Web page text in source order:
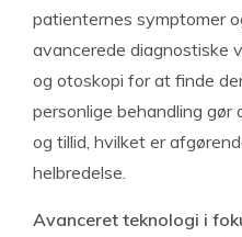
patienternes symptomer
avancerede diagnostiske
og otoskopi for at finde
personlige behandling
og tillid, hvilket er
helbredelse.
Avanceret teknologi i